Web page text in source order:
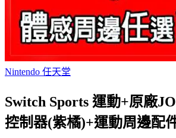
Nintendo 任天堂
Switch Sports 運動+原廠
控制器(紫橘)+運動周邊配